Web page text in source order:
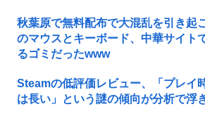
秋葉原で無料配布で大混乱を引き起
のマウスとキーボード、中華サイト
るゴミだったwww
Steamの低評価レビュー、「プレイ
は長い」という謎の傾向が分析で浮